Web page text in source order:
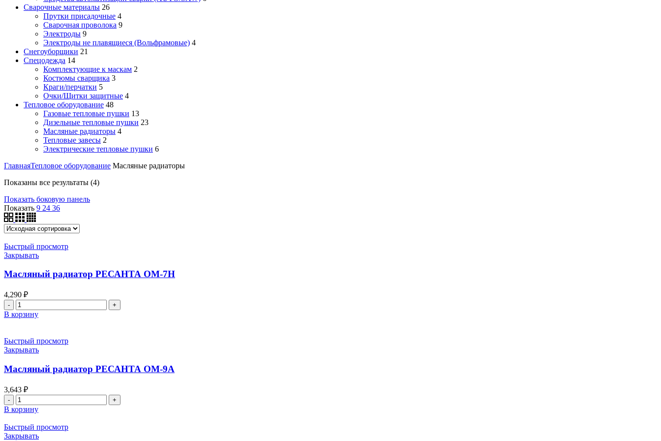
Сварочные материалы 26
Прутки присадочные 4
Сварочная проволока 9
Электроды 9
Электроды не плавящиеся (Вольфрамовые) 4
Снегоуборщики 21
Спецодежда 14
Комплектующие к маскам 2
Костюмы сварщика 3
Краги/перчатки 5
Очки/Щитки защитные 4
Тепловое оборудование 48
Газовые тепловые пушки 13
Дизельные тепловые пушки 23
Масляные радиаторы 4
Тепловые завесы 2
Электрические тепловые пушки 6
ГлавнаяТепловое оборудование Масляные радиаторы
Показаны все результаты (4)
Показать боковую панель
Показать 9 24 36
Быстрый просмотр
Закрывать
Масляный радиатор РЕСАНТА ОМ-7Н
4,290 ₽
Количество
товара
Масляный
РЕСАНТА
ОМ-7Н
В корзину
Быстрый просмотр
Закрывать
Масляный радиатор РЕСАНТА ОМ-9А
3,643 ₽
Количество
товара
Масляный
радиатор
РЕСАНТА
В корзину
Быстрый просмотр
Закрывать